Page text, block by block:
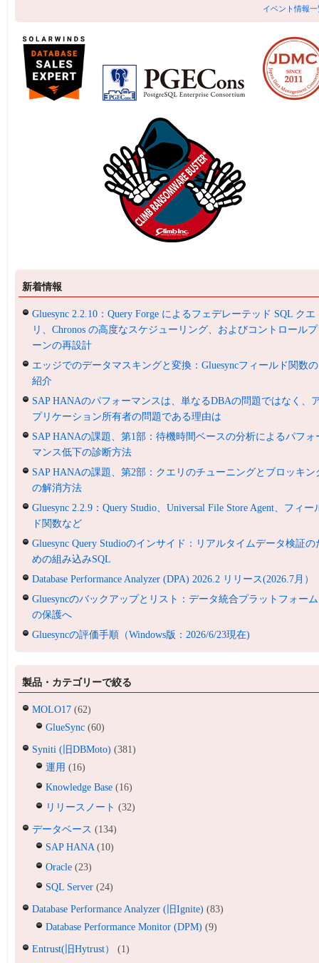
イベント情報一
新着情報
Gluesync 2.2.10：Query Forge によるフェデレーテッド SQL クエ
リ、Chronos の高度なスケジューリング、およびコントロール
ーンの再設計
エッジでのデータマスキングと変換：Gluesyncフィールド関数の
紹介
SAP HANAのパフォーマンスは、単なるDBAの問題ではなく、
プリケーション所有者の問題である理由は
SAP HANAの課題、第1部：待機時間ベースの分析によるパフォ
マンス低下の診断方法
SAP HANAの課題、第2部：クエリのチューニングとブロッキン
の解消方法
Gluesync 2.2.9：Query Studio、Universal File Store Agent、フィー
ド関数など
Gluesync Query Studioのインサイド：リアルタイムデータ検証の
めの組み込みSQL
Database Performance Analyzer (DPA) 2026.2 リリース(2026.7月）
Gluesyncのバックアップとリスト：データ統合プラットフォーム
の保護へ
Gluesyncの評価手順（Windows版：2026/6/23現在)
製品・カテゴリーで絞る
MOLO17 (62)
GlueSync (60)
Syniti (旧DBMoto) (381)
運用 (16)
Knowledge Base (16)
リリースノート (32)
データベース (134)
SAP HANA(10)
Oracle (23)
SQL Server (24)
Database Performance Analyzer (旧Ignite) (83)
Database Performance Monitor (DPM) (9)
Entrust(旧Hytrust）
(1)